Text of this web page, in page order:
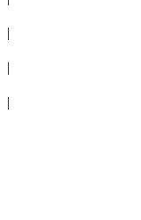
|
|
|